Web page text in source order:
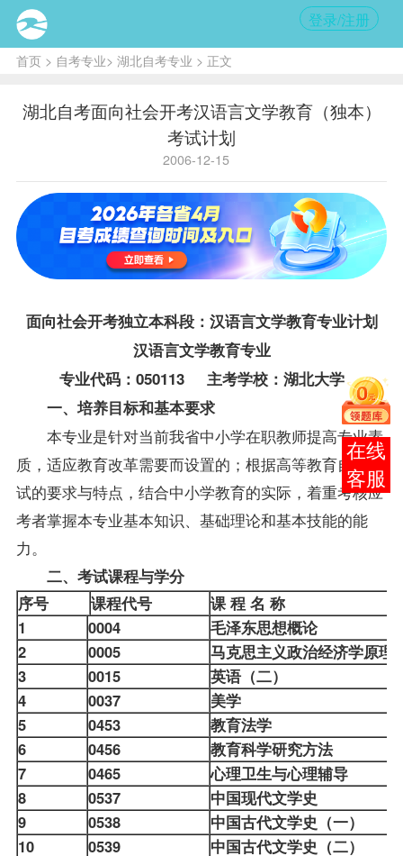
登录/注册
首页> 自考专业> 湖北自考专业 > 正文
湖北自考面向社会开考汉语言文学教育（独本）
考试计划
2006-12-15
面向社会开考独立本科段：汉语言文学教育专业计划
汉语言文学教育专业
专业代码：050113 主考学校：湖北大学
一、培养目标和基本要求
本专业是针对当前我省中小学在职教师提高专业素
质，适应教育改革需要而设置的；根据高等教育自学考
试的要求与特点，结合中小学教育的实际，着重考核应
考者掌握本专业基本知识、基础理论和基本技能的能
力。
二、考试课程与学分
序号
课程代号
课 程 名 称
1
0004
毛泽东思想概论
2
0005
马克思主义政治经济学原
3
0015
英语（二）
4
0037
美学
5
0453
教育法学
6
0456
教育科学研究方法
7
0465
心理卫生与心理辅导
8
0537
中国现代文学史
9
0538
中国古代文学史（一）
10
0539
中国古代文学史（二）
报考
咨询